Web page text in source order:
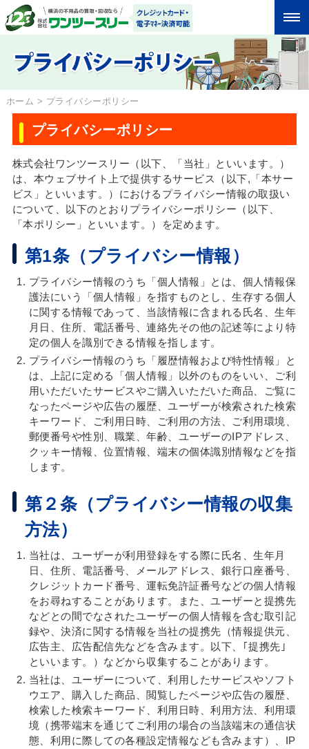
ホーム > プライバシーポリシー
プライバシーポリシー
株式会社ワンツースリー（以下、「当社」といいます。）
は、本ウェブサイト上で提供するサービス（以下,「本サー
ビス」といいます。）におけるプライバシー情報の取扱い
について、以下のとおりプライバシーポリシー（以下、
「本ポリシー」といいます。）を定めます。
第1条（プライバシー情報）
プライバシー情報のうち「個人情報」とは、個人情報保
護法にいう「個人情報」を指すものとし、生存する個人
に関する情報であって、当該情報に含まれる氏名、生年
月日、住所、電話番号、連絡先その他の記述等により特
定の個人を識別できる情報を指します。
プライバシー情報のうち「履歴情報および特性情報」と
は、上記に定める「個人情報」以外のものをいい、ご利
用いただいたサービスやご購入いただいた商品、ご覧に
なったページや広告の履歴、ユーザーが検索された検索
キーワード、ご利用日時、ご利用の方法、ご利用環境、
郵便番号や性別、職業、年齢、ユーザーのIPアドレス、
クッキー情報、位置情報、端末の個体識別情報などを指
します。
第２条（プライバシー情報の収集
方法）
当社は、ユーザーが利用登録をする際に氏名、生年月
日、住所、電話番号、メールアドレス、銀行口座番号、
クレジットカード番号、運転免許証番号などの個人情報
をお尋ねすることがあります。また、ユーザーと提携先
などとの間でなされたユーザーの個人情報を含む取引記
録や、決済に関する情報を当社の提携先（情報提供元、
広告主、広告配信先などを含みます。以下、｢提携先｣
といいます。）などから収集することがあります。
当社は、ユーザーについて、利用したサービスやソフト
ウエア、購入した商品、閲覧したページや広告の履歴、
検索した検索キーワード、利用日時、利用方法、利用環
境（携帯端末を通じてご利用の場合の当該端末の通信状
態、利用に際しての各種設定情報なども含みます）、IP